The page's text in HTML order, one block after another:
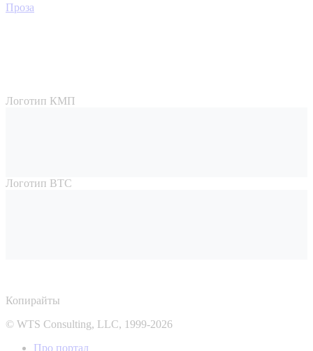
Проза
Логотип КМП
Логотип ВТС
Копирайты
© WTS Consulting, LLC, 1999-2026
Про портал